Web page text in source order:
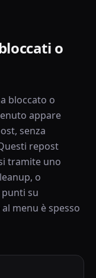
o
bloccato o
appare
senza
repost
tramite uno
o
su
menu è spesso